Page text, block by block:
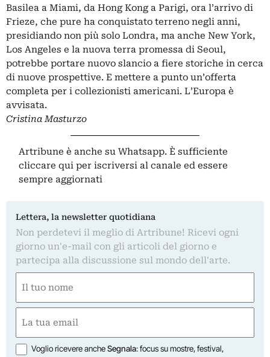
Basilea a Miami, da Hong Kong a Parigi, ora l’arrivo di
Frieze, che pure ha conquistato terreno negli anni,
presidiando non più solo Londra, ma anche New York,
Los Angeles e la nuova terra promessa di Seoul,
potrebbe portare nuovo slancio a fiere storiche in cerca
di nuove prospettive. E mettere a punto un’offerta
completa per i collezionisti americani. L’Europa è
avvisata.
Cristina Masturzo
Artribune è anche su Whatsapp. È sufficiente
cliccare qui per iscriversi al canale ed essere
sempre aggiornati
Lettera, la newsletter quotidiana
Non perdetevi il meglio di Artribune! Ricevi ogni
giorno un'e-mail con gli articoli del giorno e
partecipa alla discussione sul mondo dell'arte.
(Obbligatorio)
(Obbligatorio)
Opzioni
Voglio ricevere ancheSegnala: focus su mostre, festival,